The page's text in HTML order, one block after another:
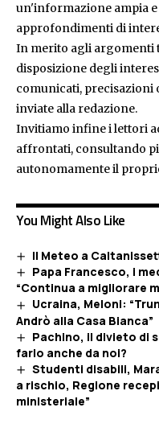
un'informazione ampia
approfondimenti di
In merito agli argomenti
disposizione degli
comunicati, precisazioni
inviate alla redazione.
Invitiamo infine i lettori
affrontati, consultando
autonomamente il
You Might Also Like
Il Meteo a
Papa Francesco, i
“Continua a migliorare
Ucraina, Meloni:
Andrò alla Casa Bianca”
Pachino, il divieto di
farlo anche da noi?
Studenti disabili,
a rischio, Regione
ministeriale”